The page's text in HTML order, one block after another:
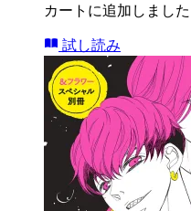
カートに追加しました
試し読み